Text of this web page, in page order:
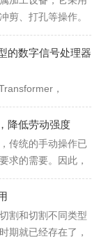
简单...
剪、打孔等操作。
有以下几个优点。
动完成整个冲孔过
时间内，电动冲片
从而...
的数字信号处理器
，
处理器，它具有压
的出现，使得数字
。CPT的历史可以
...
降低劳动强度
传统的手动操作已
求的需要。因此，
以提高生产效率和
机就是一个典型的
机、凸轮、上下模
机带...
割和切割不同类型
期就已经存在了，